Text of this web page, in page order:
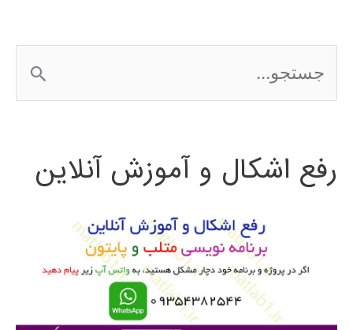
س
ج
رفع اشکال و آموزش آنلاین